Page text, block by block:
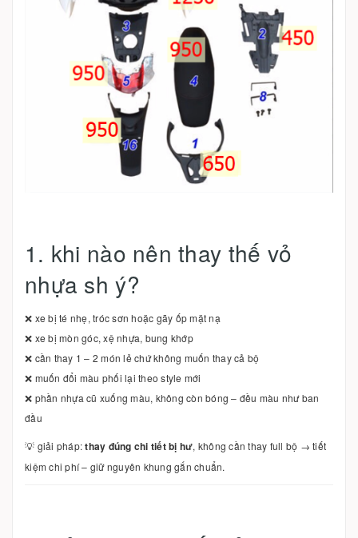
1. khi nào nên thay thế vỏ
nhựa sh ý?
❌ xe bị té nhẹ, tróc sơn hoặc gãy ốp mặt nạ
❌ xe bị mòn góc, xệ nhựa, bung khớp
❌ cần thay 1 – 2 món lẻ chứ không muốn thay cả bộ
❌ muốn đổi màu phối lại theo style mới
❌ phần nhựa cũ xuống màu, không còn bóng – đều màu như ban
đầu
💡 giải pháp:thay đúng chi tiết bị hư, không cần thay full bộ → tiết
kiệm chi phí – giữ nguyên khung gắn chuẩn.